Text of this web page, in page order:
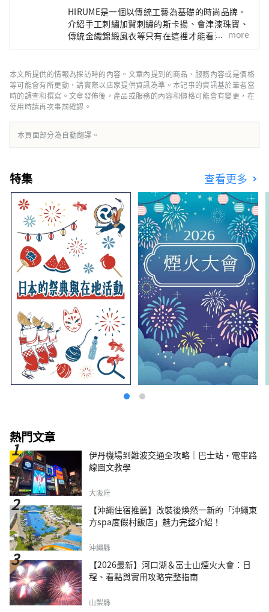
HIRUME是一個以傳統工藝為基礎的時尚品牌。
介紹手工刺繡加賀刺繡的斯卡揚、會津漆珠寶、
傳統金織錦緞風衣等只有在這裡才能看到的商
品。 由於我們與工匠合作創造我們的產品，所
看看日本傳統工藝與時尚的新融合。
more
本文所提供的情報為採訪時的內容。文章內提到的商品、服務內容或是價格
等可能會有所更動，請實際以店家提供資訊為準。本記事的資訊基於筆者當
時的調查和撰寫。文章發佈後，產品或服務的內容和價格可能會有變更，在
使用時請再次事前確認。
本頁面部分為自動翻譯。
特集 查看更多
熱門文章
伊丹機場到難波交通全攻略｜巴士站・電車路
線圖文教學
大阪府
【沖繩住宿推薦】改裝後煥然一新的「沖繩東
方spa度假村飯店」魅力完整介紹！
沖繩縣
【2026最新】河口湖＆富士山煙火大會：日
程、看點與實用攻略完整指南
山梨縣